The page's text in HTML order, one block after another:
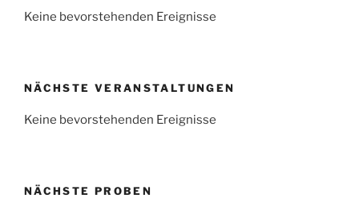
Keine bevorstehenden Ereignisse
NÄCHSTE VERANSTALTUNGEN
Keine bevorstehenden Ereignisse
NÄCHSTE PROBEN